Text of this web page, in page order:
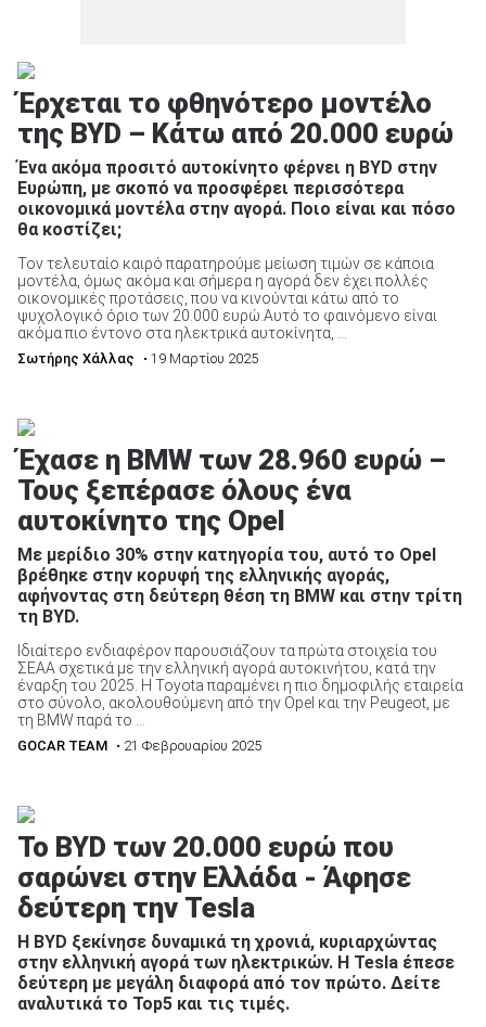
Έρχεται το φθηνότερο μοντέλο
της BYD – Κάτω από 20.000 ευρώ
Ένα ακόμα προσιτό αυτοκίνητο φέρνει η BYD στην
Ευρώπη, με σκοπό να προσφέρει περισσότερα
οικονομικά μοντέλα στην αγορά. Ποιο είναι και πόσο
θα κοστίζει;
Τον τελευταίο καιρό παρατηρούμε μείωση τιμών σε κάποια
μοντέλα, όμως ακόμα και σήμερα η αγορά δεν έχει πολλές
οικονομικές προτάσεις, που να κινούνται κάτω από το
ψυχολογικό όριο των 20.000 ευρώ.Αυτό το φαινόμενο είναι
ακόμα πιο έντονο στα ηλεκτρικά αυτοκίνητα, ...
Σωτήρης Χάλλας • 19 Μαρτίου 2025
Έχασε η BMW των 28.960 ευρώ –
Τους ξεπέρασε όλους ένα
αυτοκίνητο της Opel
Με μερίδιο 30% στην κατηγορία του, αυτό το Opel
βρέθηκε στην κορυφή της ελληνικής αγοράς,
αφήνοντας στη δεύτερη θέση τη BMW και στην τρίτη
τη BYD.
Ιδιαίτερο ενδιαφέρον παρουσιάζουν τα πρώτα στοιχεία του
ΣΕΑΑ σχετικά με την ελληνική αγορά αυτοκινήτου, κατά την
έναρξη του 2025. Η Toyota παραμένει η πιο δημοφιλής εταιρεία
στο σύνολο, ακολουθούμενη από την Opel και την Peugeot, με
τη BMW παρά το ...
GOCAR TEAM • 21 Φεβρουαρίου 2025
Το BYD των 20.000 ευρώ που
σαρώνει στην Ελλάδα - Άφησε
δεύτερη την Tesla
Η BYD ξεκίνησε δυναμικά τη χρονιά, κυριαρχώντας
στην ελληνική αγορά των ηλεκτρικών. H Tesla έπεσε
δεύτερη με μεγάλη διαφορά από τον πρώτο. Δείτε
αναλυτικά το Top5 και τις τιμές.